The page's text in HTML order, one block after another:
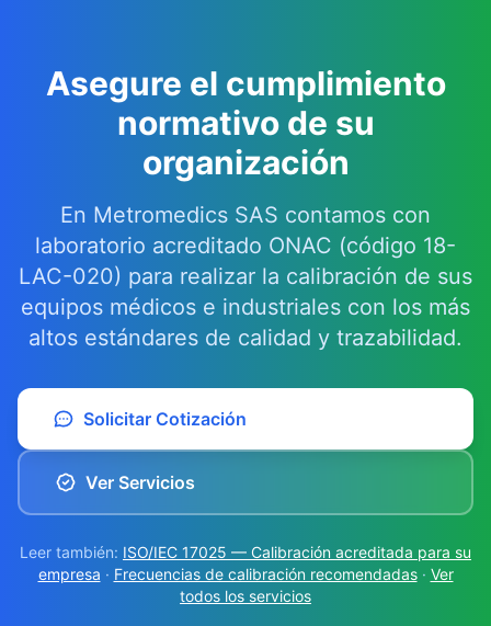
Asegure el cumplimiento
normativo de su
organización
En Metromedics SAS contamos con
laboratorio acreditado ONAC (código 18-
LAC-020) para realizar la calibración de sus
equipos médicos e industriales con los más
altos estándares de calidad y trazabilidad.
Solicitar Cotización
Ver Servicios
Leer también: ISO/IEC 17025 — Calibración acreditada para su
empresa · Frecuencias de calibración recomendadas· Ver
todos los servicios